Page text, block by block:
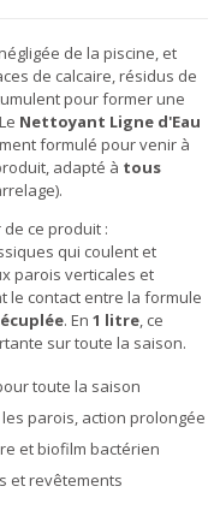
de la piscine, et
de calcaire, résidus de
pour former une
Nettoyant Ligne d'Eau
formulé pour venir à
adapté à tous
ce produit :
qui coulent et
parois verticales et
le contact entre la formule
. En 1 litre, ce
sur toute la saison.
toute la saison
parois, action prolongée
et biofilm bactérien
et revêtements